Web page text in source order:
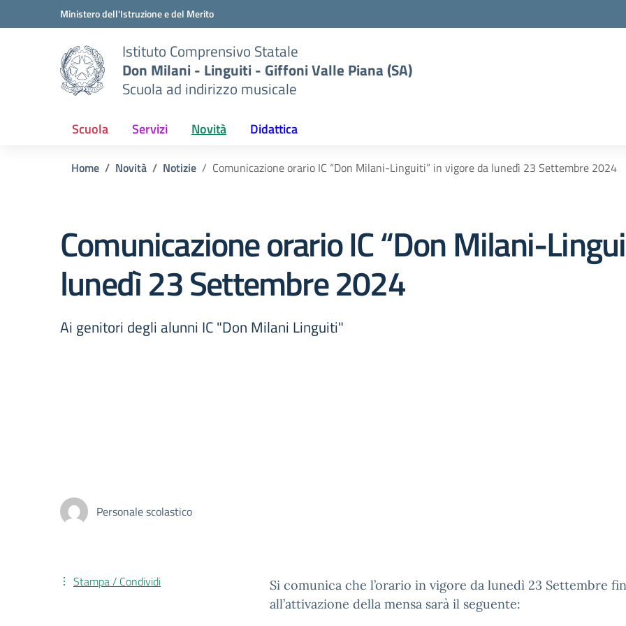
Vai ai contenuti
Vai al menu di navigazioneMinistero dell'Istruzione e del Merito
Istituto Comprensivo Statale
Don Milani - Linguiti - Giffoni Valle Piana (SA)
Scuola ad indirizzo musicale
Scuola Servizi Novità Didattica
Home Novità Notizie Comunicazione orario IC “Don Milani-Linguiti” in vigore da lunedì 23 Settembre 2024
Comunicazione orario IC “Don Milani-
lunedì 23 Settembre 2024
Ai genitori degli alunni IC "Don Milani Linguiti"
Personale scolastico
Si comunica che l’orario in vigore da lunedì 23 Settembre
all’attivazione della mensa sarà il seguente:
Stampa / Condividi